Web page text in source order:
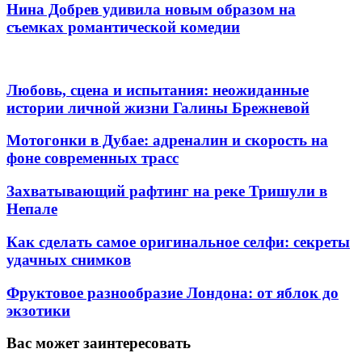
Нина Добрев удивила новым образом на
съемках романтической комедии
Любовь, сцена и испытания: неожиданные
истории личной жизни Галины Брежневой
Мотогонки в Дубае: адреналин и скорость на
фоне современных трасс
Захватывающий рафтинг на реке Тришули в
Непале
Как сделать самое оригинальное селфи: секреты
удачных снимков
Фруктовое разнообразие Лондона: от яблок до
экзотики
Вас может заинтересовать